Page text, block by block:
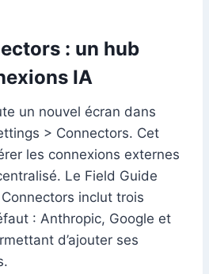
: un hub
IA
un nouvel écran dans
> Connectors. Cet
les connexions externes
Le Field Guide
Connectors inclut trois
: Anthropic, Google et
d’ajouter ses